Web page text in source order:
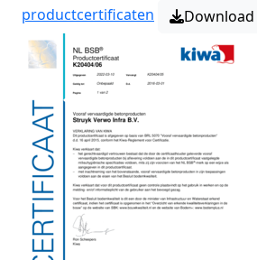
productcertificaten
Download